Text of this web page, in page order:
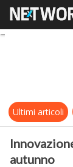
Ultimi articoli
autunno